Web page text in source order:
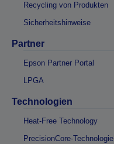
Recycling von Produkten
Sicherheitshinweise
Partner
Epson Partner Portal
LPGA
Technologien
Heat-Free Technology
PrecisionCore-Technologie